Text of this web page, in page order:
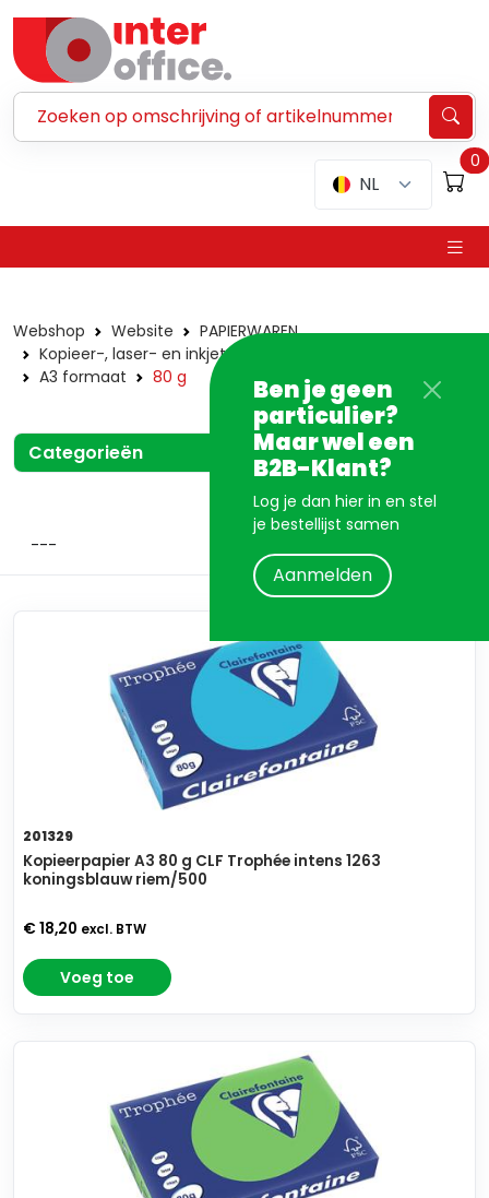
NL
0
Ben je geen
particulier?
Maar wel een
B2B-Klant?
Log je dan hier in en stel
je bestellijst samen
Aanmelden
Webshop Website
PAPIERWAREN
Kopieer-, laser- en inkjetpapier
A3 formaat
80 g
Categorieën
201329
Kopieerpapier A3 80 g CLF Trophée intens 1263
koningsblauw riem/500
€ 18,20 excl. BTW
Voeg toe